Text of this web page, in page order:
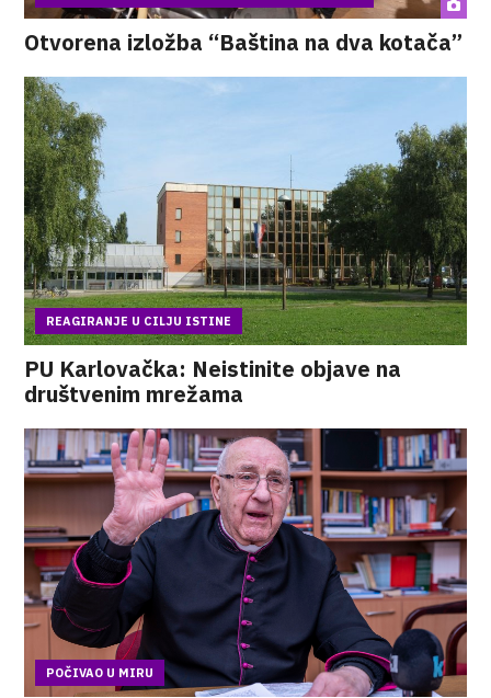
Otvorena izložba “Baština na dva kotača”
REAGIRANJE U CILJU ISTINE
PU Karlovačka: Neistinite objave na
društvenim mrežama
POČIVAO U MIRU